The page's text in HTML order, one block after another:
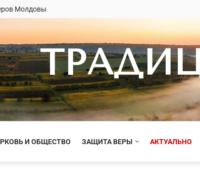
Молдовы
И ОБЩЕСТВО ЗАЩИТА ВЕРЫ АКТУАЛЬНО